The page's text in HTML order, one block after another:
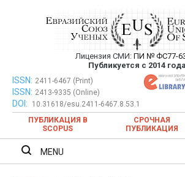
Евразийский Союз
публикация научных
ежемесячном
Лицензия СМИ: ПИ № ФС77-
Публикуется с 2014 года
Евразийский Союз Ученых —
ежемесячном научном
ISSN: 2411-6467 (Print)
ISSN: 2413-9335 (Online)
DOI:
10.31618/esu.2411-6467.8.53.1
ПУБЛИКАЦИЯ В
SCOPUS
СРОЧНАЯ
ПУБЛИКАЦИЯ
MENU